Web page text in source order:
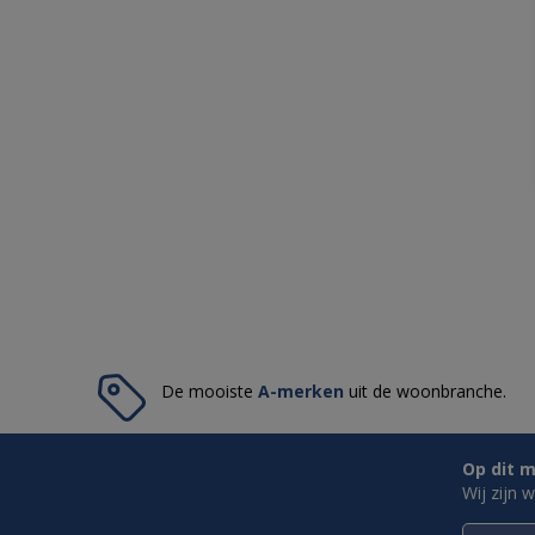
De mooiste A-merken uit de woonbranche.
Op dit
Wij zijn